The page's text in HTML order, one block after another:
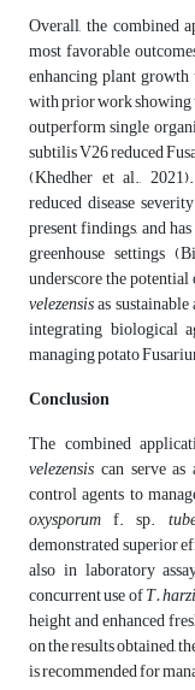
Overall, the combined
most favorable
enhancing plant
with prior work
outperform single
subtilis V26 reduced
(Khedher et al.,
reduced disease
present findings, and
greenhouse settings
underscore the
velezensisas
integrating biological
managing potato
Conclusion
The combined
velezensis can serve
control agents to
oxysporumf. sp.
demonstrated superior
also in laboratory
concurrent use ofT.
height and enhanced
on the results obtained,
is recommended for